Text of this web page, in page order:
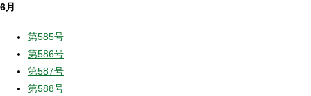
6月
第585号
第586号
第587号
第588号